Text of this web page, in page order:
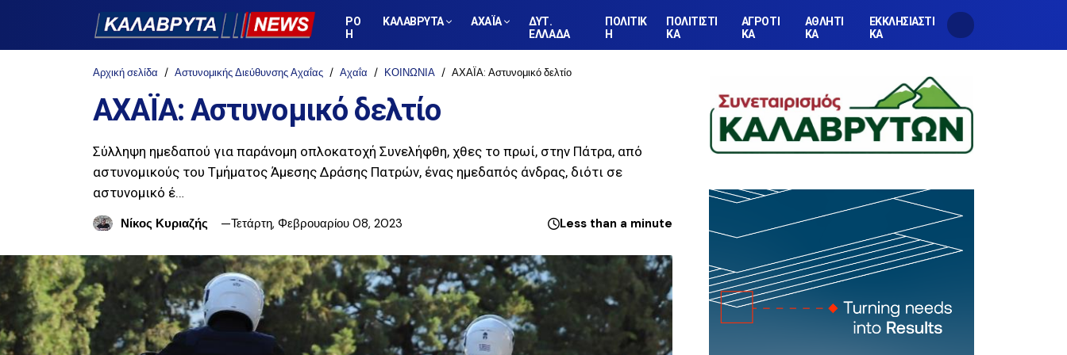
ΡΟ
Η
ΚΑΛΑΒΡΥΤΑ ΑΧΑΪΑ
ΔΥΤ.
ΕΛΛΑΔΑ
ΠΟΛΙΤΙΚ
Η
ΠΟΛΙΤΙΣΤΙ
ΚΑ
ΑΓΡΟΤΙ
ΚΑ
ΑΘΛΗΤΙ
ΚΑ
ΕΚΚΛΗΣΙΑΣΤΙ
ΚΑ
Αρχική σελίδα Αστυνομικής Διεύθυνσης Αχαΐας Αχαΐα ΚΟΙΝΩΝΙΑ ΑΧΑΪΑ: Αστυνομικό δελτίο
ΑΧΑΪΑ: Αστυνομικό δελτίο
Σύλληψη ημεδαπού για παράνομη οπλοκατοχή Συνελήφθη, χθες το πρωί, στην Πάτρα, από
αστυνομικούς του Τμήματος Άμεσης Δράσης Πατρών, ένας ημεδαπός άνδρας, διότι σε
αστυνομικό έ…
Νίκος Κυριαζής
Τετάρτη, Φεβρουαρίου 08, 2023 Less than a minute